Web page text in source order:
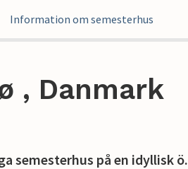
Information om semesterhus
, Danmark
semesterhus på en idyllisk ö.